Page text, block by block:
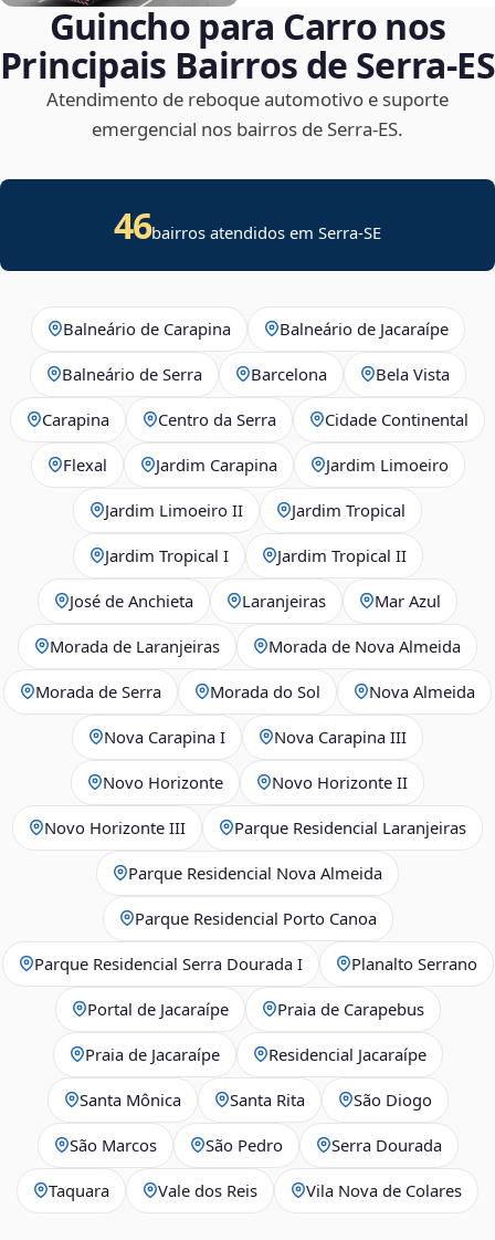
Guincho para Carro nos
Principais Bairros de Serra‑ES
Atendimento de reboque automotivo e suporte
emergencial nos bairros de Serra‑ES.
46bairros atendidos emSerra-SE
Balneário de Carapina Balneário de Jacaraípe
Balneário de Serra Barcelona Bela Vista
Carapina Centro da Serra Cidade Continental
Flexal Jardim Carapina Jardim Limoeiro
Jardim Limoeiro II Jardim Tropical
Jardim Tropical I Jardim Tropical II
José de Anchieta Laranjeiras Mar Azul
Morada de Laranjeiras Morada de Nova Almeida
Morada de Serra Morada do Sol Nova Almeida
Nova Carapina I Nova Carapina III
Novo Horizonte Novo Horizonte II
Novo Horizonte III Parque Residencial Laranjeiras
Parque Residencial Nova Almeida
Parque Residencial Porto Canoa
Parque Residencial Serra Dourada I Planalto Serrano
Portal de Jacaraípe Praia de Carapebus
Praia de Jacaraípe Residencial Jacaraípe
Santa Mônica Santa Rita São Diogo
São Marcos São Pedro Serra Dourada
Taquara Vale dos Reis Vila Nova de Colares